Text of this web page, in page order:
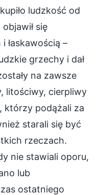
ludzkość od
się
łaskawością –
grzechy i dał
na zawsze
litościwy, cierpliwy
którzy podążali za
starali się być
rzeczach.
nie stawiali oporu,
lub
ostatniego